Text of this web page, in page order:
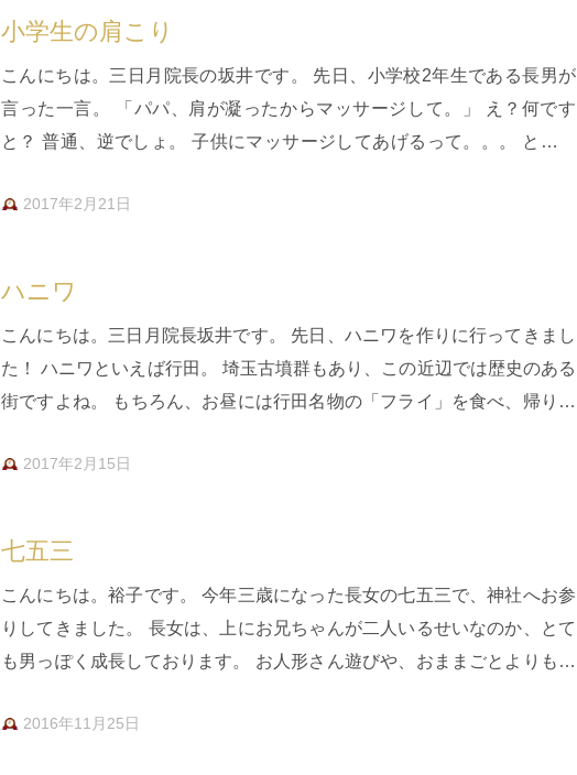
小学生の肩こり
こんにちは。三日月院長の坂井です。 先日、小学校2年生である長男が
言った一言。 「パパ、肩が凝ったからマッサージして。」 え？何です
と？ 普通、逆でしょ。 子供にマッサージしてあげるって。。。 とはい
2017年2月21日
ハニワ
こんにちは。三日月院長坂井です。 先日、ハニワを作りに行ってきまし
た！ ハニワといえば行田。 埼玉古墳群もあり、この近辺では歴史のある
街ですよね。 もちろん、お昼には行田名物の「フライ」を食べ、帰りに
2017年2月15日
七五三
こんにちは。裕子です。 今年三歳になった長女の七五三で、神社へお参
りしてきました。 長女は、上にお兄ちゃんが二人いるせいなのか、とて
も男っぽく成長しております。 お人形さん遊びや、おままごとよりも、
2016年11月25日